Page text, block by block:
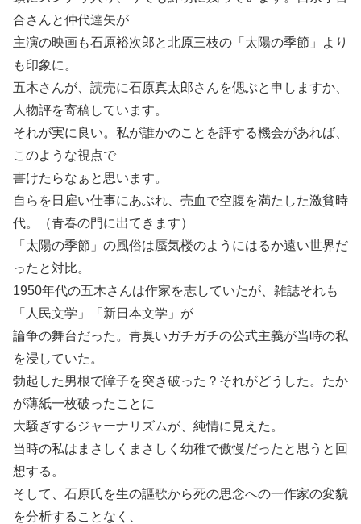
合さんと仲代達矢が
主演の映画も石原裕次郎と北原三枝の「太陽の季節」より
も印象に。
五木さんが、読売に石原真太郎さんを偲ぶと申しますか、
人物評を寄稿しています。
それが実に良い。私が誰かのことを評する機会があれば、
このような視点で
書けたらなぁと思います。
自らを日雇い仕事にあぶれ、売血で空腹を満たした激貧時
代。（青春の門に出てきます）
「太陽の季節」の風俗は蜃気楼のようにはるか遠い世界だ
ったと対比。
1950年代の五木さんは作家を志していたが、雑誌それも
「人民文学」「新日本文学」が
論争の舞台だった。青臭いガチガチの公式主義が当時の私
を浸していた。
勃起した男根で障子を突き破った？それがどうした。たか
が薄紙一枚破ったことに
大騒ぎするジャーナリズムが、純情に見えた。
当時の私はまさしくまさしく幼稚で傲慢だったと思うと回
想する。
そして、石原氏を生の謳歌から死の思念への一作家の変貌
を分析することなく、